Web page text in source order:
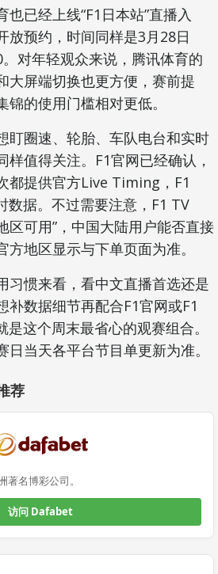
已经上线“F1日本站”直播入
放预约，时间同样是3月28日
对年轻观众来说，腾讯体育的
大屏端切换也更方便，赛前提
的使用门槛相对更低。
盯圈速、轮胎、车队电台和实时
样值得关注。F1官网已经确认，
都提供官方Live Timing，F1
数据。不过需要注意，F1 TV
区可用”，中国大陆用户能否直接
地区显示与下单页面为准。
习惯来看，看中文直播首选还是
补数据细节再配合F1官网或F1
这个周末最省心的观赛组合。
当天各平台节目单更新为准。
荐
著名博彩公司。
访问 Dafabet